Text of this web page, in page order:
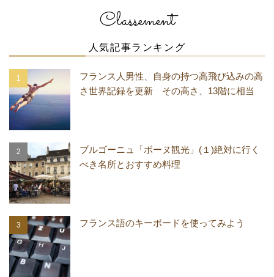
Classement
人気記事ランキング
フランス人男性、自身の持つ高飛び込みの高
さ世界記録を更新 その高さ、13階に相当
ブルゴーニュ「ボーヌ観光」(１)絶対に行く
べき名所とおすすめ料理
フランス語のキーボードを使ってみよう